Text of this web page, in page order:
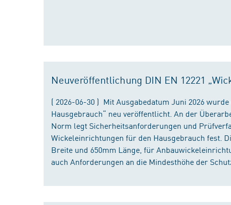
Neuveröffentlichung DIN EN 12221
( 2026-06-30 ) Mit Ausgabedatum Juni 2026
Hausgebrauch“ neu veröffentlicht. An der
Norm legt Sicherheitsanforderungen und
Wickeleinrichtungen für den Hausgebrauch fest.
Breite und 650mm Länge, für
auch Anforderungen an die Mindesthöhe der